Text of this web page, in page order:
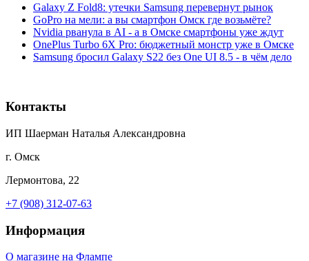
Galaxy Z Fold8: утечки Samsung перевернут рынок
GoPro на мели: а вы смартфон Омск где возьмёте?
Nvidia рванула в AI - а в Омске смартфоны уже ждут
OnePlus Turbo 6X Pro: бюджетный монстр уже в Омске
Samsung бросил Galaxy S22 без One UI 8.5 - в чём дело
Контакты
ИП Шаерман Наталья Александровна
г. Омск
Лермонтова, 22
+7 (908) 312-07-63
Информация
О магазине на Флампе